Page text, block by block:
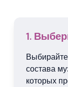
1.
состава
которых